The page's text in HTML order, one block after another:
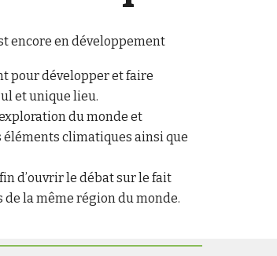
encore en développement
pour développer et faire
et unique lieu.
du monde et
climatiques ainsi que
d’ouvrir le débat sur le fait
la même région du monde.